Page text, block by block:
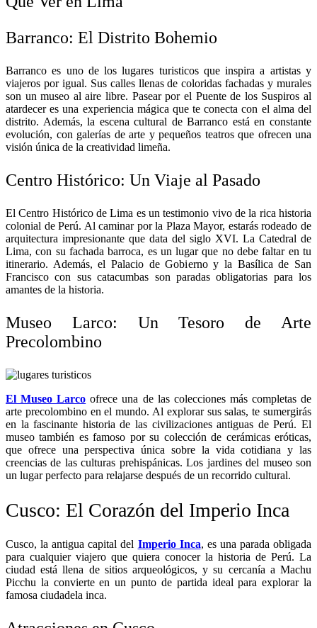
Barranco: El Distrito Bohemio
Barranco es uno de los lugares turisticos que inspira a artistas y
viajeros por igual. Sus calles llenas de coloridas fachadas y murales
son un museo al aire libre. Pasear por el Puente de los Suspiros al
atardecer es una experiencia mágica que te conecta con el alma del
distrito. Además, la escena cultural de Barranco está en constante
evolución, con galerías de arte y pequeños teatros que ofrecen una
visión única de la creatividad limeña.
Centro Histórico: Un Viaje al Pasado
El Centro Histórico de Lima es un testimonio vivo de la rica historia
colonial de Perú. Al caminar por la Plaza Mayor, estarás rodeado de
arquitectura impresionante que data del siglo XVI. La Catedral de
Lima, con su fachada barroca, es un lugar que no debe faltar en tu
itinerario. Además, el Palacio de Gobierno y la Basílica de San
Francisco con sus catacumbas son paradas obligatorias para los
amantes de la historia.
Museo Larco: Un Tesoro de Arte
Precolombino
El Museo Larco ofrece una de las colecciones más completas de
arte precolombino en el mundo. Al explorar sus salas, te sumergirás
en la fascinante historia de las civilizaciones antiguas de Perú. El
museo también es famoso por su colección de cerámicas eróticas,
que ofrece una perspectiva única sobre la vida cotidiana y las
creencias de las culturas prehispánicas. Los jardines del museo son
un lugar perfecto para relajarse después de un recorrido cultural.
Cusco: El Corazón del Imperio Inca
Cusco, la antigua capital del Imperio Inca, es una parada obligada
para cualquier viajero que quiera conocer la historia de Perú. La
ciudad está llena de sitios arqueológicos, y su cercanía a Machu
Picchu la convierte en un punto de partida ideal para explorar la
famosa ciudadela inca.